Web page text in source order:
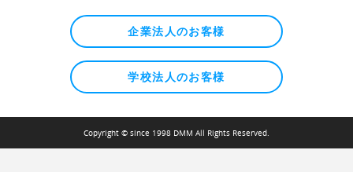
企業法人のお客様
学校法人のお客様
Copyright © since 1998 DMM All Rights Reserved.